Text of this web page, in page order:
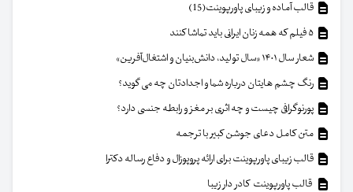
قالب آماده و زیبای پاورپوینت(15)
شعار سال ۱۴۰۱ «سال تولید، دانش‌بنیان و اشتغال‌آفرین»
رنگ چشم هایتان درباره شما و اجدادتان چه می گوید؟
پورنوگرافی چیست و چه اثری بر مغز و رابطه جنسی دارد؟
متن کامل دعای جوشن کبیر با ترجمه
قالب زیبای پاورپوینت برای ارائه پروپوزال و دفاع رساله دکترا
قالب پاورپوینت کادر دار زیبا